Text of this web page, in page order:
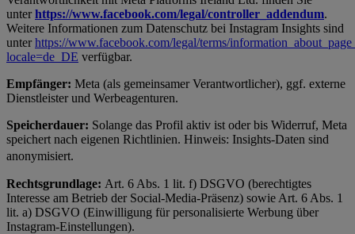
unter https://www.facebook.com/legal/controller_addendum.
Weitere Informationen zum Datenschutz bei Instagram Insights sind
unter https://www.facebook.com/legal/terms/
locale=de_DE verfügbar.
Empfänger: Meta (als gemeinsamer Verantwortlicher), ggf. externe
Dienstleister und Werbeagenturen.
Speicherdauer: Solange das Profil aktiv ist oder bis Widerruf, Meta
speichert nach eigenen Richtlinien. Hinweis: Insights-Daten sind
anonymisiert.
Rechtsgrundlage: Art. 6 Abs. 1 lit. f) DSGVO (berechtigtes
Interesse am Betrieb der Social-Media-Präsenz) sowie Art. 6 Abs. 1
lit. a) DSGVO (Einwilligung für personalisierte Werbung über
Instagram-Einstellungen).